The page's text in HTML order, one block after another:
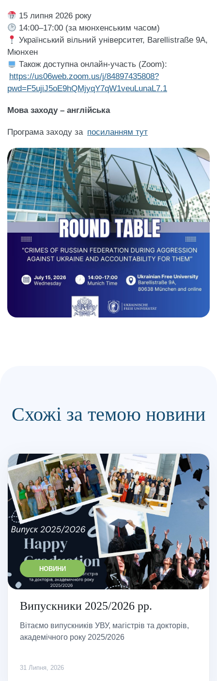
15 липня 2026 року
14:00–17:00 (за мюнхенським часом)
Український вільний університет, Barellistraße 9A,
Мюнхен
Також доступна онлайн-участь (Zoom):
https://us06web.zoom.us/j/84897435808?
pwd=F5ujiJ5oE9hQMjyqY7qW1veuLunaL7.1
Мова заходу – англійська
Програма заходу за посиланням тут
Схожі за темою новини
НОВИНИ
Випускники 2025/2026 рр.
Вітаємо випускників УВУ, магістрів та докторів,
академічного року 2025/2026
31 Липня, 2026